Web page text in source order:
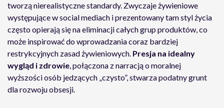
tworzą nierealistyczne standardy. Zwyczaje żywieniowe
występujące w social mediach i prezentowany tam styl życia
często opierają się na eliminacji całych grup produktów, co
może inspirować do wprowadzania coraz bardziej
restrykcyjnych zasad żywieniowych. Presja na idealny
wygląd i zdrowie, połączona z narracją o moralnej
wyższości osób jedzących „czysto”, stwarza podatny grunt
dla rozwoju obsesji.